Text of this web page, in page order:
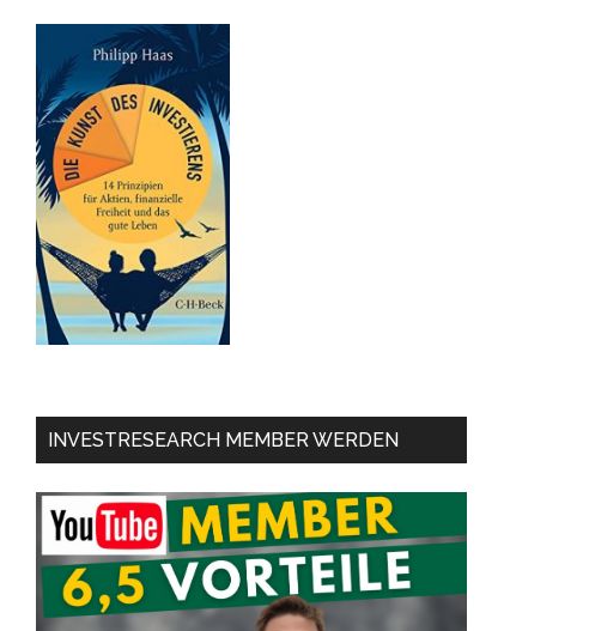
INVESTRESEARCH MEMBER WERDEN